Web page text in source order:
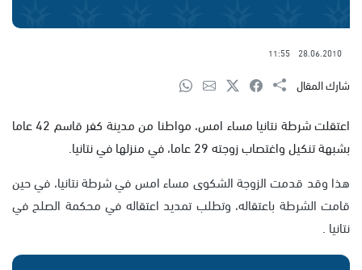
28.06.2010
11:55
شارك المقال
اعتقلت شرطة نتانيا مساء امس، مواطنا من مدينة كفر قاسم 42 عاما
بشبهة تنكيل واغتصاب زوجته 29 عاما، في منزلها في نتانيا.
هذا وقد قدمت الزوجة الشكوى مساء امس في شرطة نتانيا، في حين
قامت الشرطة باعتقاله، وتطلب تمديد اعتقاله في محكمة الصلح في
نتانيا .